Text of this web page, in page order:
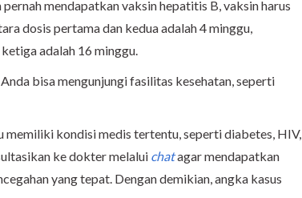
mendapatkan vaksin hepatitis B, vaksin harus
dosis pertama dan kedua adalah 4 minggu,
adalah 16 minggu.
bisa mengunjungi fasilitas kesehatan, seperti
kondisi medis tertentu, seperti diabetes, HIV,
ke dokter melalui chatagar mendapatkan
yang tepat. Dengan demikian, angka kasus